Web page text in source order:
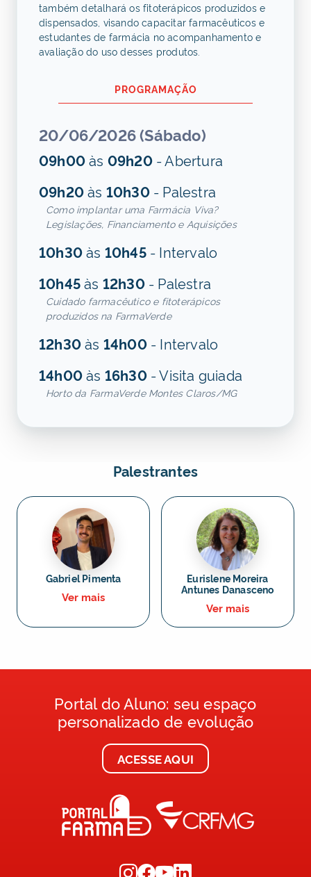
também detalhará os fitoterápicos produzidos e
dispensados, visando capacitar farmacêuticos e
estudantes de farmácia no acompanhamento e
avaliação do uso desses produtos.
PROGRAMAÇÃO
20/06/2026 (Sábado)
09h00às 09h20- Abertura
09h20às 10h30- Palestra
Como implantar uma Farmácia Viva?
Legislações, Financiamento e Aquisições
10h30às 10h45- Intervalo
10h45às 12h30- Palestra
Cuidado farmacêutico e fitoterápicos
produzidos na FarmaVerde
12h30às 14h00- Intervalo
14h00às 16h30- Visita guiada
Horto da FarmaVerde Montes Claros/MG
Palestrantes
Gabriel Pimenta
Ver mais
Eurislene Moreira
Antunes Danasceno
Ver mais
Portal do Aluno: seu espaço
personalizado de evolução
ACESSE AQUI